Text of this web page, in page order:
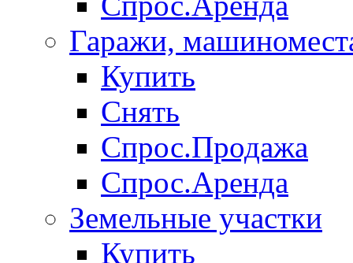
Гаражи,
Купить
Снять
Спрос.Продажа
Спрос.Аренда
Земельные участки
Купить